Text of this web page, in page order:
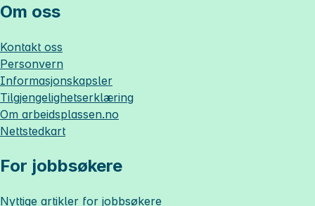
Om oss
Kontakt oss
Personvern
Informasjonskapsler
Tilgjengelighetserklæring
Om arbeidsplassen.no
Nettstedkart
For jobbsøkere
Nyttige artikler for jobbsøkere